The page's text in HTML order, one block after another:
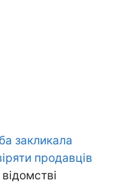
закликала
продавців